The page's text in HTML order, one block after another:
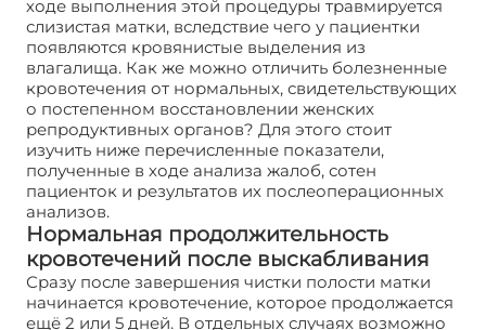
ходе выполнения этой процедуры травмируется
слизистая матки, вследствие чего у пациентки
появляются кровянистые выделения из
влагалища. Как же можно отличить болезненные
кровотечения от нормальных, свидетельствующих
о постепенном восстановлении женских
репродуктивных органов? Для этого стоит
изучить ниже перечисленные показатели,
полученные в ходе анализа жалоб, сотен
пациенток и результатов их послеоперационных
анализов.
Нормальная продолжительность
кровотечений после выскабливания
Сразу после завершения чистки полости матки
начинается кровотечение, которое продолжается
ещё 2 или 5 дней. В отдельных случаях возможно